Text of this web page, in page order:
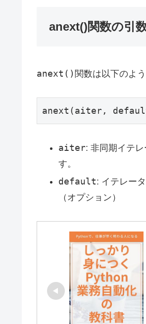
anext()関数の引
anext() 関数は以下のよ
anext(aiter,
aiter: 非同期イテレ
す。
default: イテレー
（オプション）